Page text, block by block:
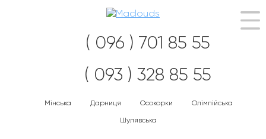
( 096 ) 701 85 55
( 093 ) 328 85 55
Мінська Дарниця Осокорки Олімпійська
Шулявська